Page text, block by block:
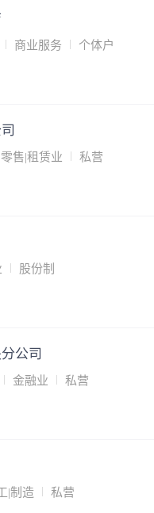
商业服务 个体户
售|租赁业 私营
股份制
公司
金融业 私营
|制造 私营